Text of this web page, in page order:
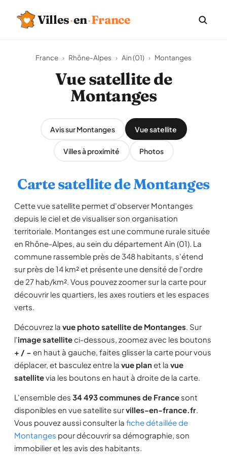
Villes·en·France
France › Rhône-Alpes › Ain (01) › Montanges
Vue satellite de
Montanges
Avis sur Montanges Vue satellite
Villes à proximité Photos
Carte satellite de Montanges
Cette vue satellite permet d'observer Montanges
depuis le ciel et de visualiser son organisation
territoriale. Montanges est une commune rurale située
en Rhône-Alpes, au sein du département Ain (01). La
commune rassemble près de 348 habitants, s'étend
sur près de 14 km² et présente une densité de l'ordre
de 27 hab/km². Vous pouvez zoomer sur la carte pour
découvrir les quartiers, les axes routiers et les espaces
verts.
Découvrez la vue photo satellite de Montanges. Sur
l'image satelliteci-dessous, zoomez avec les boutons
+ / − en haut à gauche, faites glisser la carte pour vous
déplacer, et basculez entre la vue planet la vue
satellitevia les boutons en haut à droite de la carte.
L'ensemble des 34 493 communes de France sont
disponibles en vue satellite survilles-en-france.fr.
Vous pouvez aussi consulter la fiche détaillée de
Montanges pour découvrir sa démographie, son
immobilier et les avis des habitants.